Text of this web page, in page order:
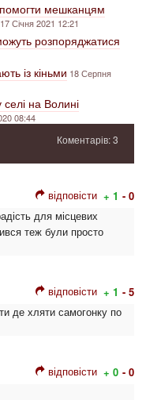
мешканцям
17 Січня 2021 12:21
розпоряджатися
із кіньми 18 Серпня
на Волині
08:44
Коментарів: 3
відповісти + 1 - 0
для місцевих
теж були просто
відповісти + 1 - 5
де хляти самогонку по
відповісти + 0 - 0